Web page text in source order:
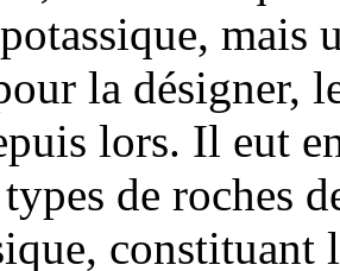
la désigner,
lors. Il eut
de roches
constituant